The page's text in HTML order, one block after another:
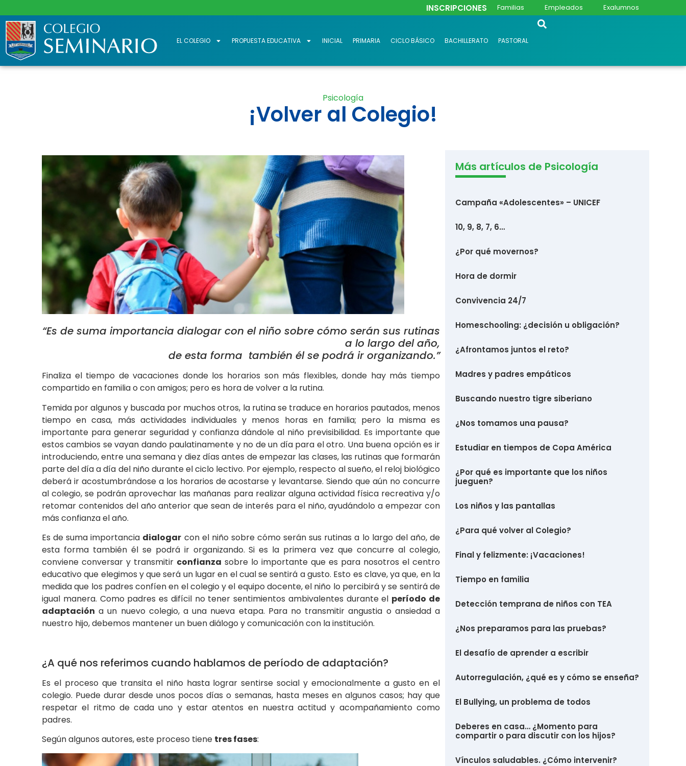
INSCRIPCIONES Familias Empleados Exalumnos
EL COLEGIO PROPUESTA EDUCATIVA INICIAL PRIMARIA CICLO BÁSICO BACHILLERATO PASTORAL
Psicología
¡Volver al Colegio!
“Es de suma importancia dialogar con el niño sobre cómo serán sus rutinas
a lo largo del año,
de esta forma también él se podrá ir organizando.”
Finaliza el tiempo de vacaciones donde los horarios son más flexibles, donde hay más tiempo
compartido en familia o con amigos; pero es hora de volver a la rutina.
Temida por algunos y buscada por muchos otros, la rutina se traduce en horarios pautados, menos
tiempo en casa, más actividades individuales y menos horas en familia; pero la misma es
importante para generar seguridad y confianza dándole al niño previsibilidad. Es importante que
estos cambios se vayan dando paulatinamente y no de un día para el otro. Una buena opción es ir
introduciendo, entre una semana y diez días antes de empezar las clases, las rutinas que formarán
parte del día a día del niño durante el ciclo lectivo. Por ejemplo, respecto al sueño, el reloj biológico
deberá ir acostumbrándose a los horarios de acostarse y levantarse. Siendo que aún no concurre
al colegio, se podrán aprovechar las mañanas para realizar alguna actividad física recreativa y/o
retomar contenidos del año anterior que sean de interés para el niño, ayudándolo a empezar con
más confianza el año.
Es de suma importancia dialogar con el niño sobre cómo serán sus rutinas a lo largo del año, de
esta forma también él se podrá ir organizando. Si es la primera vez que concurre al colegio,
conviene conversar y transmitir confianza sobre lo importante que es para nosotros el centro
educativo que elegimos y que será un lugar en el cual se sentirá a gusto. Esto es clave, ya que, en la
medida que los padres confíen en el colegio y el equipo docente, el niño lo percibirá y se sentirá de
igual manera. Como padres es difícil no tener sentimientos ambivalentes durante el período de
adaptación a un nuevo colegio, a una nueva etapa. Para no transmitir angustia o ansiedad a
nuestro hijo, debemos mantener un buen diálogo y comunicación con la institución.
¿A qué nos referimos cuando hablamos de período de adaptación?
Es el proceso que transita el niño hasta lograr sentirse social y emocionalmente a gusto en el
colegio. Puede durar desde unos pocos días o semanas, hasta meses en algunos casos; hay que
respetar el ritmo de cada uno y estar atentos en nuestra actitud y acompañamiento como
padres.
Según algunos autores, este proceso tiene tres fases:
Más artículos de Psicología
Campaña «Adolescentes» – UNICEF
10, 9, 8, 7, 6…
¿Por qué movernos?
Hora de dormir
Convivencia 24/7
Homeschooling: ¿decisión u obligación?
¿Afrontamos juntos el reto?
Madres y padres empáticos
Buscando nuestro tigre siberiano
¿Nos tomamos una pausa?
Estudiar en tiempos de Copa América
¿Por qué es importante que los niños
jueguen?
Los niños y las pantallas
¿Para qué volver al Colegio?
Final y felizmente: ¡Vacaciones!
Tiempo en familia
Detección temprana de niños con TEA
¿Nos preparamos para las pruebas?
El desafío de aprender a escribir
Autorregulación, ¿qué es y cómo se enseña?
El Bullying, un problema de todos
Deberes en casa… ¿Momento para
compartir o para discutir con los hijos?
Vínculos saludables. ¿Cómo intervenir?